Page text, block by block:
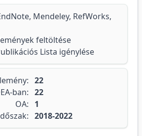
Mendeley, RefWorks,
feltöltése
Lista igénylése
22
ban: 22
OA:
1
2018-2022